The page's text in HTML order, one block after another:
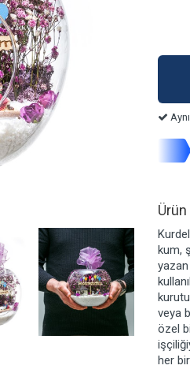
Ürün
kum,
veya
özel
her